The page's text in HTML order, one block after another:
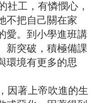
工，有憐憫心，
不把自己關在家
愛。到小學進班講
新突破，積極備課
環境有更多的思
著上帝吹進的生